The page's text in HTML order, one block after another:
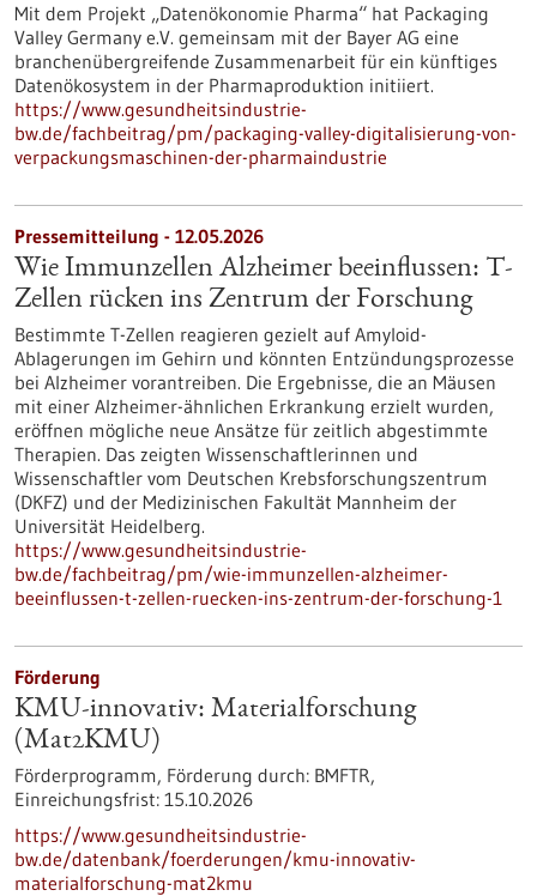
Mit dem Projekt „Datenökonomie Pharma“ hat Packaging
Valley Germany e.V. gemeinsam mit der Bayer AG eine
branchenübergreifende Zusammenarbeit für ein künftiges
Datenökosystem in der Pharmaproduktion initiiert.
https://www.gesundheitsindustrie-
bw.de/fachbeitrag/pm/packaging-valley-digitalisierung-von-
verpackungsmaschinen-der-pharmaindustrie
Pressemitteilung - 12.05.2026
Wie Immunzellen Alzheimer beeinflussen: T-
Zellen rücken ins Zentrum der Forschung
Bestimmte T-Zellen reagieren gezielt auf Amyloid-
Ablagerungen im Gehirn und könnten Entzündungsprozesse
bei Alzheimer vorantreiben. Die Ergebnisse, die an Mäusen
mit einer Alzheimer-ähnlichen Erkrankung erzielt wurden,
eröffnen mögliche neue Ansätze für zeitlich abgestimmte
Therapien. Das zeigten Wissenschaftlerinnen und
Wissenschaftler vom Deutschen Krebsforschungszentrum
(DKFZ) und der Medizinischen Fakultät Mannheim der
Universität Heidelberg.
https://www.gesundheitsindustrie-
bw.de/fachbeitrag/pm/wie-immunzellen-alzheimer-
beeinflussen-t-zellen-ruecken-ins-zentrum-der-forschung-1
Förderung
KMU-innovativ: Materialforschung
(Mat2KMU)
Förderprogramm, Förderung durch: BMFTR,
Einreichungsfrist: 15.10.2026
https://www.gesundheitsindustrie-
bw.de/datenbank/foerderungen/kmu-innovativ-
materialforschung-mat2kmu